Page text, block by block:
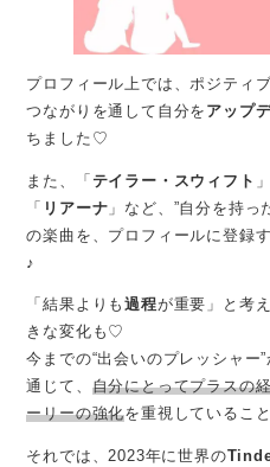
プロフィール上では、ポジティ
つながりを通して自分を アップ
ちました♡
また、「 テイラー・スウィフト
「 リアーナ 」など、”自分を持っ
の楽曲を、プロフィールに登録
♪
「結果よりも過程が重要」と考
きな変化も♡
今までの“出会いのプレッシャー
通じて、 自分にとってプラスの
ーリーの強化を重視しているこ
それでは、2023年に世界の